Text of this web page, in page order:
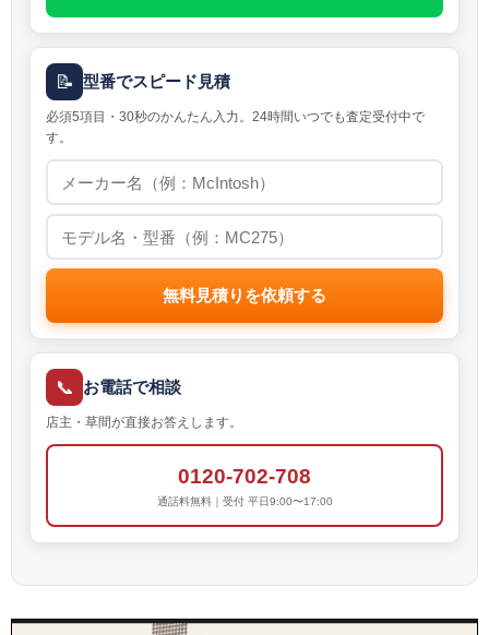
📝 型番でスピード見積
必須5項目・30秒のかんたん入力。24時間いつでも査定受付中で
す。
無料見積りを依頼する
📞 お電話で相談
店主・草間が直接お答えします。
0120-702-708
通話料無料｜受付 平日9:00〜17:00